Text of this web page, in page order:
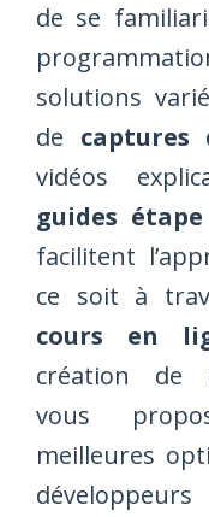
de se
solutions
de captures
vidéos
guides
facilitent
ce soit à
cours en
création de
vous
meilleures